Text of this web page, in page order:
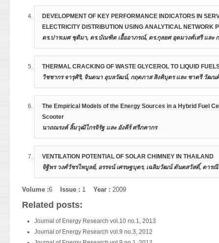
จำลองของ UPFC ที่ใช้ในวิทยานิพนธ์นี้อาศัยแบบจำลองแบบ voltage
แบบจำลองที่สามารถนำมาประยุกต์ใช้กับวิธีการคำนวณการไหลของก
ได้อย่างมีประสิทธิภาพ พร้อมทั้งเปรียบเทียบผลของดัชนีความเชื่อถือไ
การติดตั้งอุปกรณ์ UPFC
คำสำคัญ:อุปกรณ์ UPFC, ความเชื่อถือได้ของระบบไฟฟ้ากำลัง, การ
Download journal.
ระบบสายจำหน่ายที่มีค่าใช้จ่ายต่ำสุด และในกรณีที่โหลดรวมในอนาค
ทางระบบจำหน่ายไฟฟ้าของแต่ละสถานีไฟฟ้าใหม่ให้มีประสิทธิภาพสู
แบบจำลองตามขั้นตอนดังกล่าว และทดลองดำเนินการวิเคราะห์กับข้อ
ได้และถูกต้องของแบบจำลองที่พัฒนาขึ้น รวมทั้งเพื่อพัฒนาเป็นกระบว
ด้าน GIS ที่เกี่ยวข้อง โดยในงานวิจัยใช้ชุดโปรแกรม ArcGIS เวอร์ชั่น
จะเป็นประโยชน์อย่างยิ่งต่อการไฟฟ้าส่วนภูมิภาค และหน่วยงานอื่นที่มี
วางแผนพัฒนาระบบจำหน่ายให้บริการทรัพยากรผ่านระบบโครงข่าย เ
การวิเคราะห์ข้อมูลสนับสนุนการตัดสินใจแก้ปัญหาที่เกี่ยวข้องต่อไป
คำสำคัญ: การวิเคราะห์กำหนดตำแหน่งสถานีไฟฟ้า, การวิเคราะห์เชิง
การวางแผนขยายระบบจำหน่าย, การพยากรณ์ความต้องการไฟฟ้าเชิง
Download journal.
Abstract
The aim of this research is to develop key performance indicators
and evaluating service quality performances of Electricity
the execution would follow organization goals; i.e. electricity
four aspects based on EU’s concept; i.e., quality, continuity,
Power Control System. They are based on best fit to the
Weighting approach is applied to make various scores in KPIs.
by using Analytical Network Process (ANP) resulting in attaining
which are suitable to the organization’s requirements. Also, it
stated earlier.
Key words:Analytical Network Process, ANP, Key Performance
Download journal.
DEVELOPMENT OF KEY PERFORMANCE INDICATORS IN
ELECTRICITY DISTRIBUTION USING ANALYTICAL NETWORK
ดร.ปารเมศ ชุติมา, ดร.บัณฑิต เอื้ออาภรณ์, ดร.กุลยศ อุดมวงศ์เสรี และ
Abstract
The purpose of this research is to study and develop key
practically suitable and reflecting the actual operations of
companies in the other countries. According to the EU
categories, i.e. quality, continuity, reliability, customer satisfaction
involved officers from the electricity distribution companies are
provided according to their opinion, are suitable for their owned
points of view in terms of service quality, consistency of the
data for all KPIs through the systematically designed
Process (ANP) is applied to the collected data. The Super
category which will then be used in selecting the KPIs. With this
selected KPIS will be suitable and complied with utility and
are 12 KPIs to verify distribution utility service performance. The
Stakeholders are agree with these results.
THERMAL CRACKING OF WASTE GLYCEROL TO LIQUID
วิชชากร จารุศิริ, จินตนา อุบลวัฒน์, กฤตภาส สิงคิบุตร และ ชาตรี วัฒน
บทคัดย่อ
ปัญหาพลังงานที่ทวีความรุนแรงในปัจจุบันทำให้มีความสนใจที่จะพัฒน
จากฟอสซิล กระบวนการผลิตเอสเทอร์จากน้ำมันพืชใช้แล้วเป็นทางเลื
พลังงานทดแทนสำหรับเครื่องยนต์ดีเซลรอบต่ำ หรือนำไปผสมกับน้ำมัน
ตั้งต้นสำหรับการผลิตเครื่องสำอาง งานวิจัยที่ผ่านมามีการศึกษาการแ
ของสายโซ่ไฮโดรคาร์บอนขนาดใหญ่ไปเป็นโมเลกุลไฮโดรคาร์บอนข
ขนาดเส้นผ่านศูนย์กลาง 0.925 เซนติเมตร ความยาว 12 เมตร ภายใต้
The Empirical Models of the Energy Sources in a Hybrid Fuel
Scooter
นาถณรงค์ ลิ้มวุฒิไกรจิรัฐ และ อังคีร์ ศรีภคากร
Abstract
This paper presents empirical models of energy sources in a
propulsion system for a scooter including a 1.2 kW proton
determined by testing which implemented by programmable
the reliability to apply these energy source models, a set of
in the prediction of the fuel consumption, and the maximum error
The battery model shows a 2.1% error in prediction of the state of
VENTILATION POTENTIAL OF SOLAR CHIMNEY IN THAILAND
จิฐิพร วงศ์วัชรไพบูลย์, อรรจน์ เศรษฐบุตร, เฉลิมวัฒน์ ตันตสวัสดิ์, ดาร
บทคัดย่อ
เทียบเคียงกับรังสีดวงอาทิตย์แก่ปล่องทดลองในระดับความเข้มตั้งแต่
จำลองกล่องทดลองขนาดกว้าง 2 เมตร ยาว 2 เมตร สูง 2.4 เมตร เจาะ
ขนาด 0.15 เมตร และต่อปล่องแสงอาทิตย์ที่ด้านบนกล่องขนาด กว้าง
ส่วนในปล่องแสงอาทิตย์จะใช้วัสดุกระจกและแผ่นอลูมิเนียมพ่นสีดำทำใ
Volume :6 Issue : 1 Year : 2009
Related posts:
Journal of Energy Research vol.10 no.1, 2013
Journal of Energy Research vol.9 no.3, 2012